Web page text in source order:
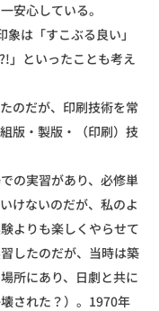
安心している。
は「すこぶる良い」
」といったことも考え
のだが、印刷技術を常
版・製版・（印刷）技
の実習があり、必修単
けないのだが、私のよ
よりも楽しくやらせて
したのだが、当時は築
所にあり、日劇と共に
された？）。1970年